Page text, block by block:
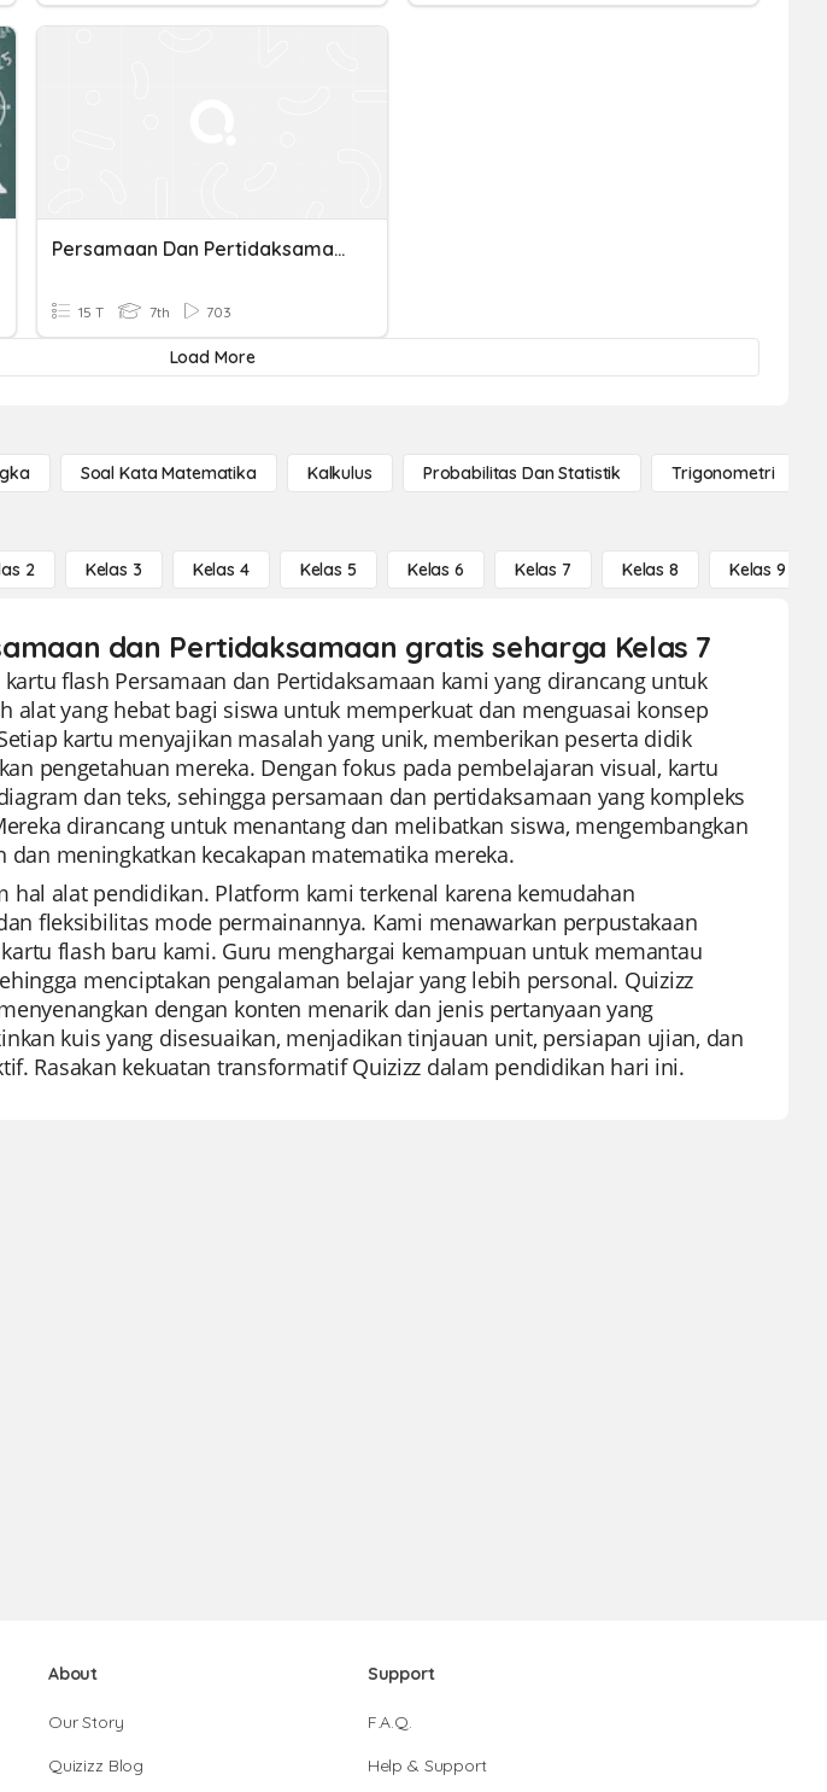
Persamaan Dan Pertidaksamaan Linier Satu Variabel Kelas 7
15 T 7th 703
Load More
Soal Kata Matematika Kalkulus Probabilitas Dan Statistik Trigonometri
2 Kelas 3 Kelas 4 Kelas 5 Kelas 6 Kelas 7 Kelas 8 Kelas 9
dan Pertidaksamaan gratis seharga Kelas 7
flash Persamaan dan Pertidaksamaan kami yang dirancang untuk
alat yang hebat bagi siswa untuk memperkuat dan menguasai konsep
kartu menyajikan masalah yang unik, memberikan peserta didik
pengetahuan mereka. Dengan fokus pada pembelajaran visual, kartu
dan teks, sehingga persamaan dan pertidaksamaan yang kompleks
dirancang untuk menantang dan melibatkan siswa, mengembangkan
meningkatkan kecakapan matematika mereka.
hal alat pendidikan. Platform kami terkenal karena kemudahan
fleksibilitas mode permainannya. Kami menawarkan perpustakaan
flash baru kami. Guru menghargai kemampuan untuk memantau
menciptakan pengalaman belajar yang lebih personal. Quizizz
dengan konten menarik dan jenis pertanyaan yang
kuis yang disesuaikan, menjadikan tinjauan unit, persiapan ujian, dan
Rasakan kekuatan transformatif Quizizz dalam pendidikan hari ini.
About
Our Story
Quizizz Blog
Support
F.A.Q.
Help & Support